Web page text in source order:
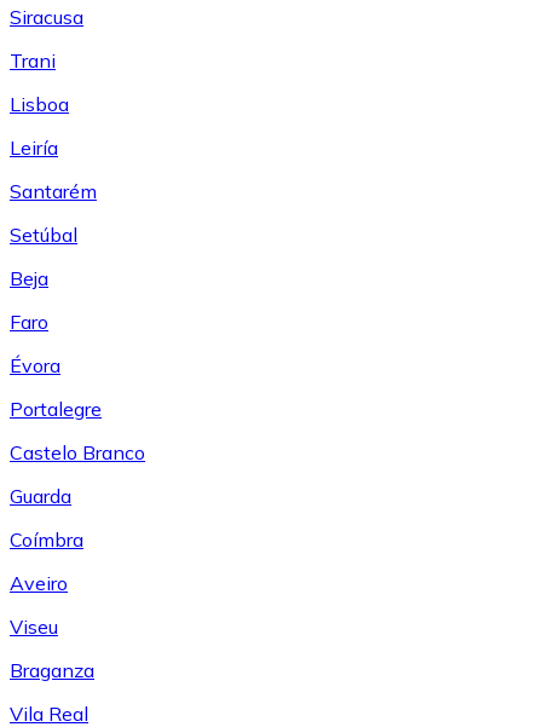
Siracusa
Trani
Lisboa
Leiría
Santarém
Setúbal
Beja
Faro
Évora
Portalegre
Castelo Branco
Guarda
Coímbra
Aveiro
Viseu
Braganza
Vila Real